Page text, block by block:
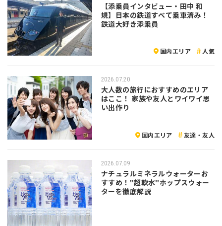
【添乗員インタビュー・田中 和
規】日本の鉄道すべて乗車済み！
鉄道大好き添乗員
国内エリア 人気
2026.07.20
大人数の旅行におすすめのエリア
はここ！ 家族や友人とワイワイ思
い出作り
国内エリア 友達・友人
2026.07.09
ナチュラルミネラルウォーターお
すすめ！"超軟水"ホップスウォー
ターを徹底解説